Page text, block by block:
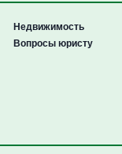
Недвижимость
Вопросы юристу